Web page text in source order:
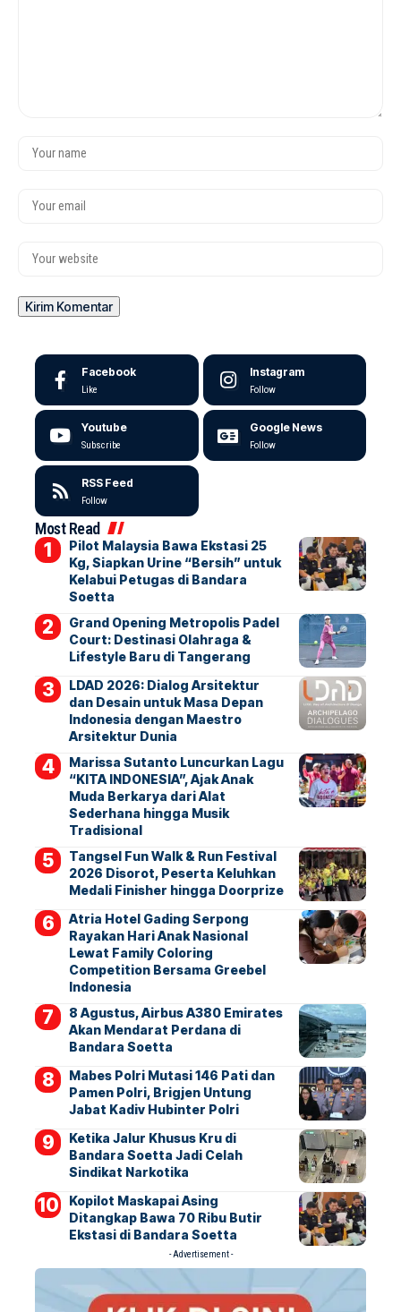
Facebook
Like
Instagram
Follow
Youtube
Subscribe
Google News
Follow
RSS Feed
Follow
Most Read
Pilot Malaysia Bawa Ekstasi 25
Kg, Siapkan Urine “Bersih” untuk
Kelabui Petugas di Bandara
Soetta
Grand Opening Metropolis Padel
Court: Destinasi Olahraga &
Lifestyle Baru di Tangerang
LDAD 2026: Dialog Arsitektur
dan Desain untuk Masa Depan
Indonesia dengan Maestro
Arsitektur Dunia
Marissa Sutanto Luncurkan Lagu
“KITA INDONESIA”, Ajak Anak
Muda Berkarya dari Alat
Sederhana hingga Musik
Tradisional
Tangsel Fun Walk & Run Festival
2026 Disorot, Peserta Keluhkan
Medali Finisher hingga Doorprize
Atria Hotel Gading Serpong
Rayakan Hari Anak Nasional
Lewat Family Coloring
Competition Bersama Greebel
Indonesia
8 Agustus, Airbus A380 Emirates
Akan Mendarat Perdana di
Bandara Soetta
Mabes Polri Mutasi 146 Pati dan
Pamen Polri, Brigjen Untung
Jabat Kadiv Hubinter Polri
Ketika Jalur Khusus Kru di
Bandara Soetta Jadi Celah
Sindikat Narkotika
Kopilot Maskapai Asing
Ditangkap Bawa 70 Ribu Butir
Ekstasi di Bandara Soetta
- Advertisement -